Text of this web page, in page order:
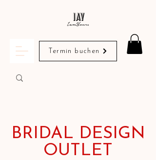
Termin buchen
BRIDAL DESIGN
OUTLET